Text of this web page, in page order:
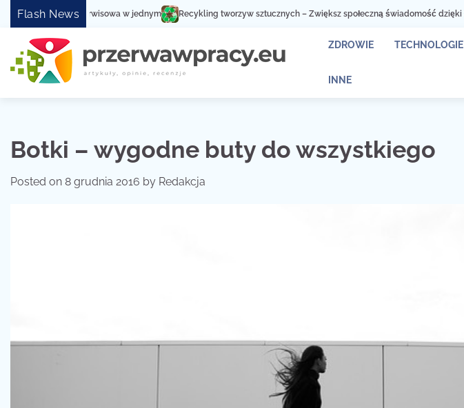
Skip
content
Flash News
serwisowa w jednym Recykling tworzyw sztucznych – Zwiększ społeczną świadomość dzięki Google Ads
ZDROWIE TECHNOLOGIE
INNE
Botki – wygodne buty do wszystkiego
Posted on 8 grudnia 2016 by Redakcja